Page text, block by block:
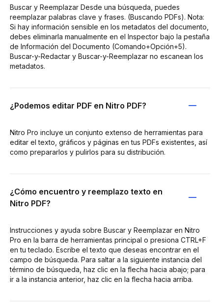
Buscar y Reemplazar Desde una búsqueda, puedes
reemplazar palabras clave y frases. (Buscando PDFs). Nota:
Si hay información sensible en los metadatos del documento,
debes eliminarla manualmente en el Inspector bajo la pestaña
de Información del Documento (Comando+Opción+5).
Buscar-y-Redactar y Buscar-y-Reemplazar no escanean los
metadatos.
¿Podemos editar PDF en Nitro PDF?
Nitro Pro incluye un conjunto extenso de herramientas para
editar el texto, gráficos y páginas en tus PDFs existentes, así
como prepararlos y pulirlos para su distribución.
¿Cómo encuentro y reemplazo texto en
Nitro PDF?
Instrucciones y ayuda sobre Buscar y Reemplazar en Nitro
Pro en la barra de herramientas principal o presiona CTRL+F
en tu teclado. Escribe el texto que deseas encontrar en el
campo de búsqueda. Para saltar a la siguiente instancia del
término de búsqueda, haz clic en la flecha hacia abajo; para
ir a la instancia anterior, haz clic en la flecha hacia arriba.